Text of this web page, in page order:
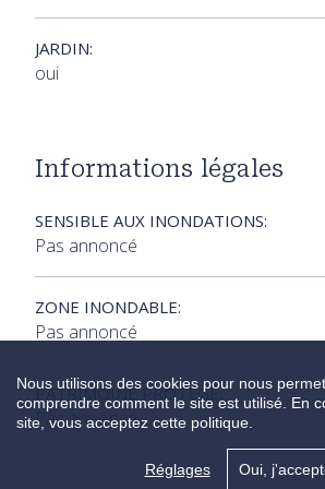
JARDIN:
oui
Informations légales
SENSIBLE AUX INONDATIONS:
Pas annoncé
ZONE INONDABLE:
Pas annoncé
PATRIMOINE PROTÉGÉ:
Pas annoncé
Nous utilisons des cookies pour nous
comprendre comment le site est utilisé. En
site, vous acceptez cette politique.
Réglages Oui,